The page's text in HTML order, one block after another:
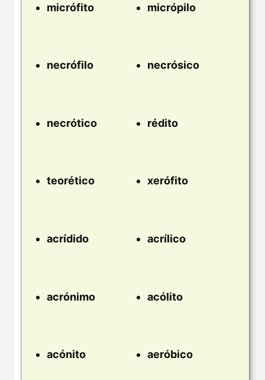
micrófito micrópilo
necrófilo necrósico
necrótico rédito
teorético xerófito
acrídido acrílico
acrónimo acólito
acónito aeróbico